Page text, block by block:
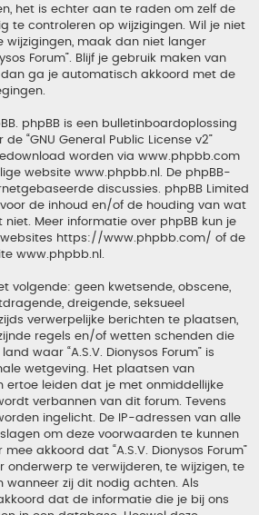
het is echter aan te raden om zelf de
te controleren op wijzigingen. Wil je niet
wijzigingen, maak dan niet langer
Forum”. Blijf je gebruik maken van
dan ga je automatisch akkoord met de
phpBB is een bulletinboardoplossing
de “GNU General Public License v2”
worden via www.phpbb.com
website www.phpbb.nl . De phpBB-
discussies. phpBB Limited
de inhoud en/of de houding van wat
Meer informatie over phpBB kun je
https://www.phpbb.com/ of de
www.phpbb.nl
volgende: geen kwetsende, obscene,
dreigende, seksueel
verwerpelijke berichten te plaatsen,
regels en/of wetten schenden die
waar “A.S.V. Dionysos Forum” is
wetgeving. Het plaatsen van
ertoe leiden dat je met onmiddellijke
verbannen van dit forum. Tevens
ingelicht. De IP-adressen van alle
om deze voorwaarden te kunnen
akkoord dat “A.S.V. Dionysos Forum”
onderwerp te verwijderen, te wijzigen, te
wanneer zij dit nodig achten. Als
dat de informatie die je bij ons